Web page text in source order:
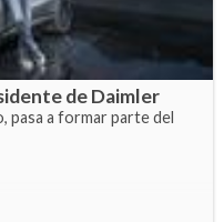
de Daimler
pasa a formar parte del